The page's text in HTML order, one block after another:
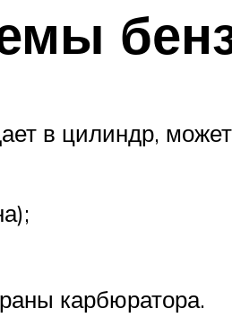
в цилиндр,
карбюратора.